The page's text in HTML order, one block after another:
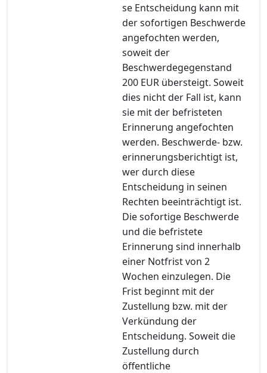
se Entscheidung kann mit
der sofortigen Beschwerde
angefochten werden,
soweit der
Beschwerdegegenstand
200 EUR übersteigt. Soweit
dies nicht der Fall ist, kann
sie mit der befristeten
Erinnerung angefochten
werden. Beschwerde- bzw.
erinnerungsberichtigt ist,
wer durch diese
Entscheidung in seinen
Rechten beeinträchtigt ist.
Die sofortige Beschwerde
und die befristete
Erinnerung sind innerhalb
einer Notfrist von 2
Wochen einzulegen. Die
Frist beginnt mit der
Zustellung bzw. mit der
Verkündung der
Entscheidung. Soweit die
Zustellung durch
öffentliche